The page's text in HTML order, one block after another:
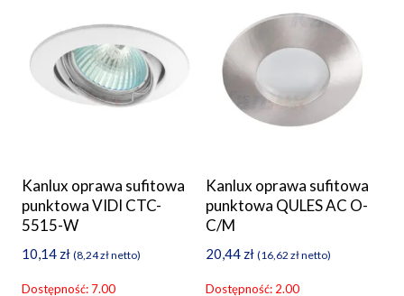
Kanlux oprawa sufitowa
punktowa VIDI CTC-
5515-W
10,14 zł (8,24złnetto)
Dostępność: 7.00
Kanlux oprawa sufitowa
punktowa QULES AC O-
C/M
20,44 zł (16,62 złnetto)
Dostępność: 2.00